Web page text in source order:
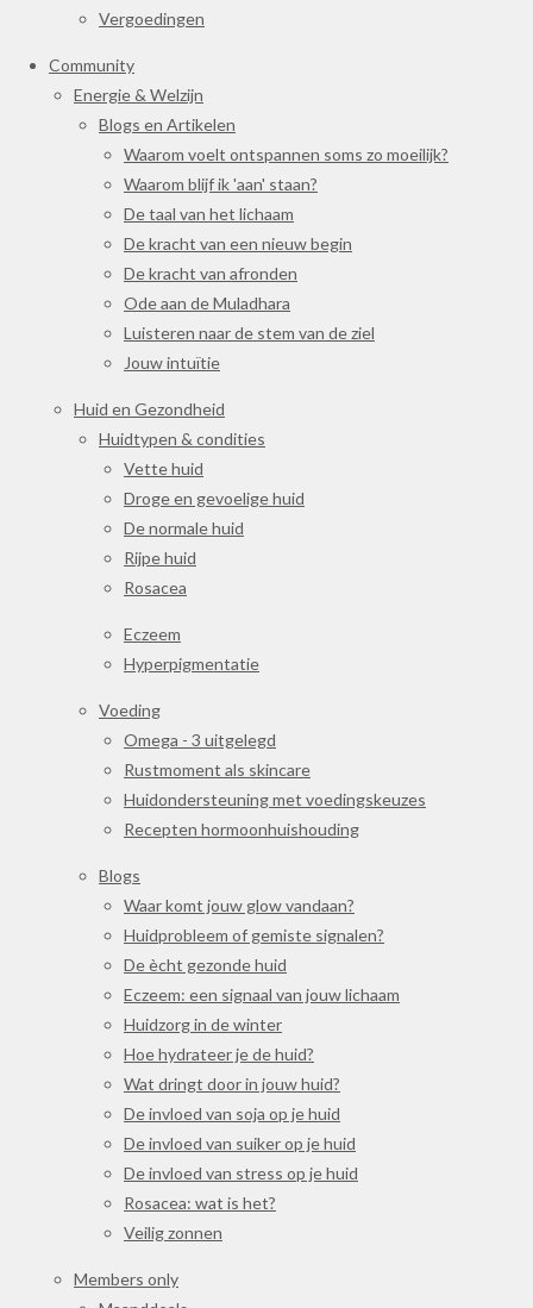
Vergoedingen
Community
Energie & Welzijn
Blogs en Artikelen
Waarom voelt ontspannen soms zo moeilijk?
Waarom blijf ik 'aan' staan?
De taal van het lichaam
De kracht van een nieuw begin
De kracht van afronden
Ode aan de Muladhara
Luisteren naar de stem van de ziel
Jouw intuïtie
Huid en Gezondheid
Huidtypen & condities
Vette huid
Droge en gevoelige huid
De normale huid
Rijpe huid
Rosacea
Eczeem
Hyperpigmentatie
Voeding
Omega - 3 uitgelegd
Rustmoment als skincare
Huidondersteuning met voedingskeuzes
Recepten hormoonhuishouding
Blogs
Waar komt jouw glow vandaan?
Huidprobleem of gemiste signalen?
De ècht gezonde huid
Eczeem: een signaal van jouw lichaam
Huidzorg in de winter
Hoe hydrateer je de huid?
Wat dringt door in jouw huid?
De invloed van soja op je huid
De invloed van suiker op je huid
De invloed van stress op je huid
Rosacea: wat is het?
Veilig zonnen
Members only